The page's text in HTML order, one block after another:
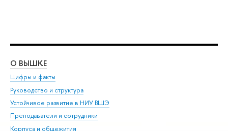
О ВЫШКЕ
Цифры и факты
Руководство и структура
Устойчивое развитие в НИУ ВШЭ
Преподаватели и сотрудники
Корпуса и общежития